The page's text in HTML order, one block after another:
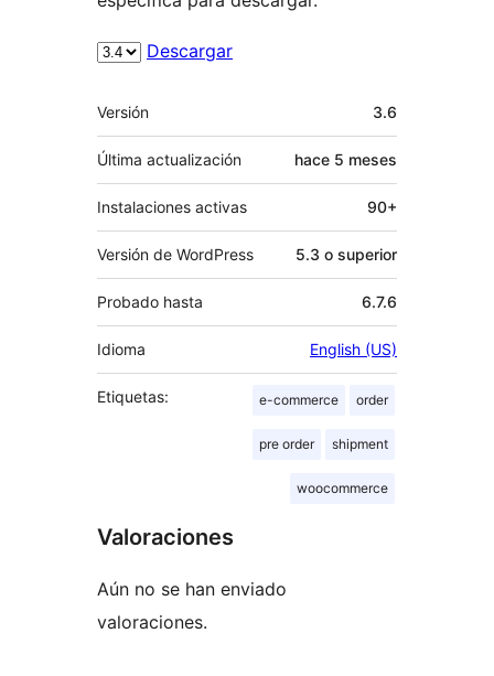
Descargar
Meta
Versión 3.6
Última actualización hace 5 meses
Instalaciones activas 90+
Versión de WordPress 5.3 o superior
Probado hasta 6.7.6
Idioma English (US)
Etiquetas: e-commerce order
pre order shipment
woocommerce
Valoraciones
Aún no se han enviado
valoraciones.